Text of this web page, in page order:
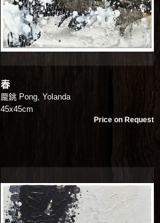
春
龎銚 Pong, Yolanda
45x45cm
Price on Request